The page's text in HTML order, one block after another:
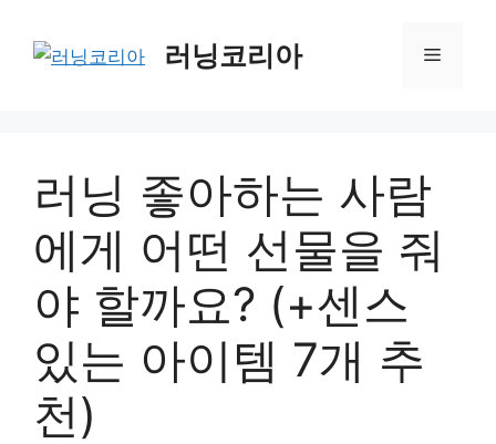
러닝코리아 Menu
러닝 좋아하는 사람
에게 어떤 선물을 줘
야 할까요? (+센스
있는 아이템 7개 추
천)